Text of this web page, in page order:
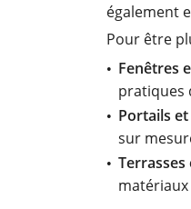
également
Pour être
Fenêtres
pratiques
Portails
sur
Terrasses